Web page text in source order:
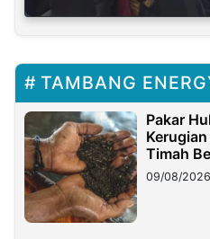
TAMBANG
Pakar
Timah
09/08/